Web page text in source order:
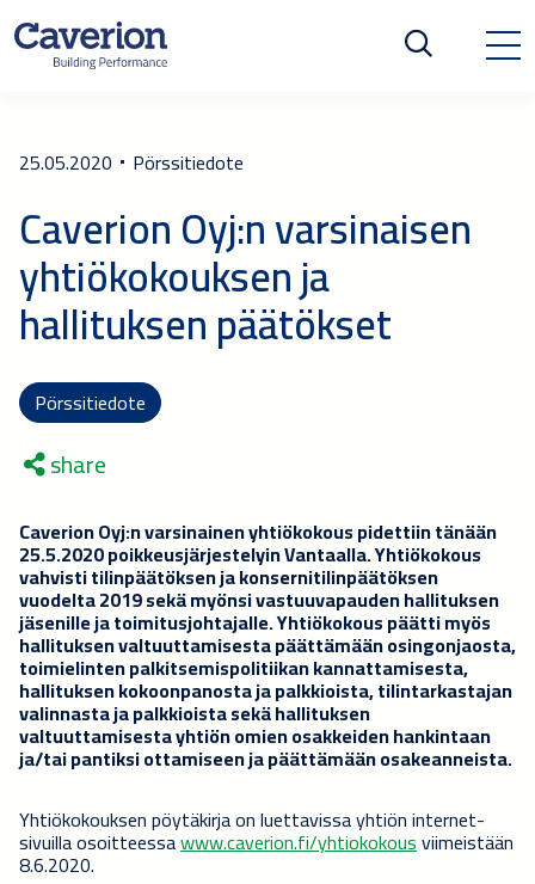
25.05.2020 Pörssitiedote
Caverion Oyj:n varsinaisen
yhtiökokouksen ja
hallituksen päätökset
Pörssitiedote
share
Caverion Oyj:n varsinainen yhtiökokous pidettiin tänään
25.5.2020 poikkeusjärjestelyin Vantaalla. Yhtiökokous
vahvisti tilinpäätöksen ja konsernitilinpäätöksen
vuodelta 2019 sekä myönsi vastuuvapauden hallituksen
jäsenille ja toimitusjohtajalle. Yhtiökokous päätti myös
hallituksen valtuuttamisesta päättämään osingonjaosta,
toimielinten palkitsemispolitiikan kannattamisesta,
hallituksen kokoonpanosta ja palkkioista, tilintarkastajan
valinnasta ja palkkioista sekä hallituksen
valtuuttamisesta yhtiön omien osakkeiden hankintaan
ja/tai pantiksi ottamiseen ja päättämään osakeanneista.
Yhtiökokouksen pöytäkirja on luettavissa yhtiön internet-
sivuilla osoitteessawww.caverion.fi/yhtiokokousviimeistään
8.6.2020.